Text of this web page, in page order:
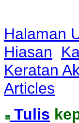
Halaman
Hiasan
Keratan
Articles
Tulis